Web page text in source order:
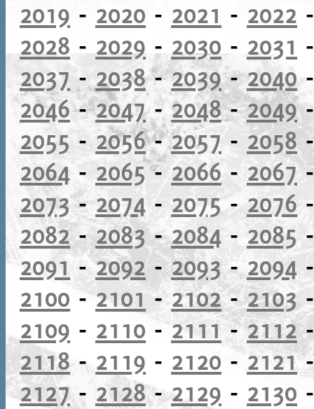
2019 - 2020 - 2021 - 2022
2028 - 2029 - 2030 - 2031
2037 - 2038-2039-2040
2046-2047- 2048-2049
2055 - 2056-2057 - 2058
2064 - 2065-2066-2067
2073-2074 - 2075-2076
2082-2083-2084-2085
2091 -2092-2093-2094
2100 -2101-2102-2103
2109 - 2110 -2111-2112
2118- 2119 - 2120 - 2121
2127- 2128-2129 - 2130